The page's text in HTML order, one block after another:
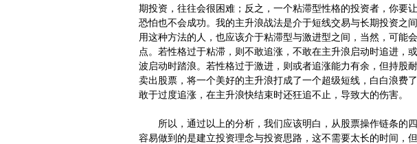
期投资，往往会很困难；反之，一个粘滞型性格的投资者，你要
恐怕也不会成功。我的主升浪战法是介于短线交易与长期投资之
用这种方法的人，也应该介于粘滞型与激进型之间，当然，可能
点。若性格过于粘滞，则不敢追涨，不敢在主升浪启动时追进，
波启动时踏浪。若性格过于激进，则或者追涨能力有余，但持股
卖出股票，将一个美好的主升浪打成了一个超级短线，白白浪费
敢于过度追涨，在主升浪快结束时还狂追不止，导致大的伤害。
所以，通过以上的分析，我们应该明白，从股票操作链条的
容易做到的是建立投资理念与投资思路，这不需要太长的时间，